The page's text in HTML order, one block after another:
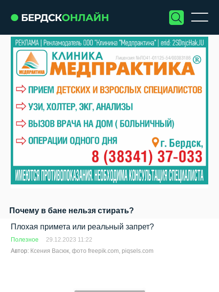
Почему в бане нельзя стирать?
Плохая примета или реальный запрет?
Полезное
29.12.2023 11:22
Автор: Ксения Васюк, фото freepik.com, piqsels.com